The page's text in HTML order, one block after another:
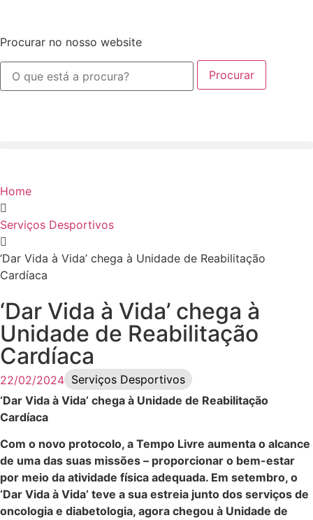
Procurar no nosso website
Procurar
Home
Serviços Desportivos
‘Dar Vida à Vida’ chega à Unidade de Reabilitação
Cardíaca
‘Dar Vida à Vida’ chega à
Unidade de Reabilitação
Cardíaca
22/02/2024 Serviços Desportivos
‘Dar Vida à Vida’ chega à Unidade de Reabilitação
Cardíaca
Com o novo protocolo, a Tempo Livre aumenta o alcance
de uma das suas missões – proporcionar o bem-estar
por meio da atividade física adequada. Em setembro, o
‘Dar Vida à Vida’ teve a sua estreia junto dos serviços de
oncologia e diabetologia, agora chegou à Unidade de